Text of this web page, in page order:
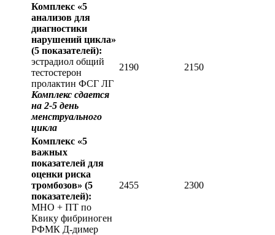
Комплекс «5
анализов для
диагностики
нарушений цикла»
(5 показателей):
эстрадиол общий
тестостерон
пролактин ФСГ ЛГ
Комплекс сдается
на 2-5 день
менструального
цикла
2190 2150
Комплекс «5
важных
показателей для
оценки риска
тромбозов» (5
показателей):
МНО + ПТ по
Квику фибриноген
РФМК Д-димер
2455 2300